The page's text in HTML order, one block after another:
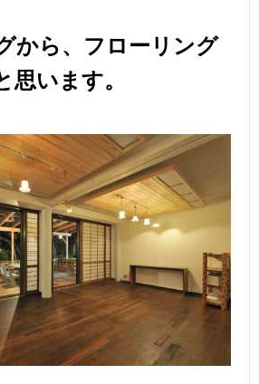
から、フローリング
思います。